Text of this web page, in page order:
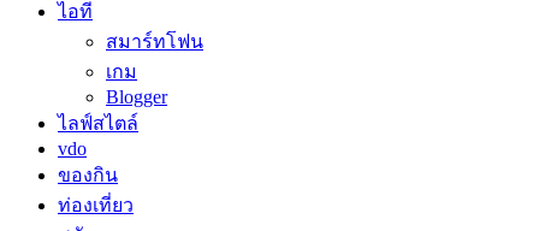
ไอที
สมาร์ทโฟน
เกม
Blogger
ไลฟ์สไตล์
vdo
ของกิน
ท่องเที่ยว